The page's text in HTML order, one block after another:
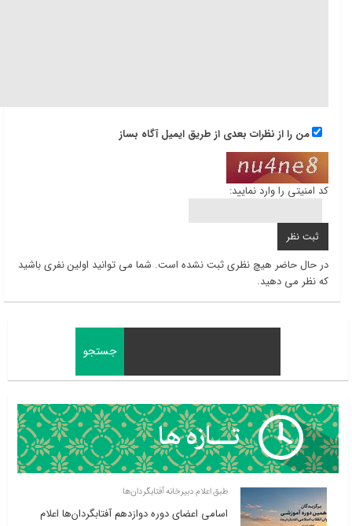
من را از نظرات بعدی از طریق ایمیل آگاه بساز
کد امنیتی را وارد نمایید:
در حال حاضر هیچ نظری ثبت نشده است. شما می توانید اولین نفری باشید
که نظر می دهید.
طبق اعلام دبیرخانه آفتابگردان‌ها
اسامی اعضای دوره دوازدهم آفتابگردان‌ها اعلام